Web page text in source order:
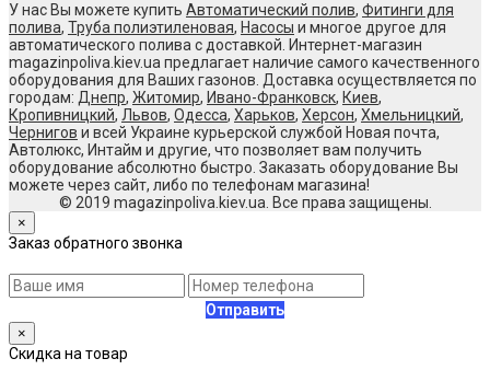
У нас Вы можете купить Автоматический полив, Фитинги для
полива, Труба полиэтиленовая, Насосы и многое другое для
автоматического полива с доставкой. Интернет-магазин
magazinpoliva.kiev.ua предлагает наличие самого качественного
оборудования для Ваших газонов. Доставка осуществляется по
городам: Днепр, Житомир, Ивано-Франковск, Киев,
Кропивницкий, Львов, Одесса, Харьков, Херсон, Хмельницкий,
Чернигов и всей Украине курьерской службой Новая почта,
Автолюкс, Интайм и другие, что позволяет вам получить
оборудование абсолютно быстро. Заказать оборудование Вы
можете через сайт, либо по телефонам магазина!
© 2019 magazinpoliva.kiev.ua. Все права защищены.
×
Заказ обратного звонка
Отправить
×
Скидка на товар